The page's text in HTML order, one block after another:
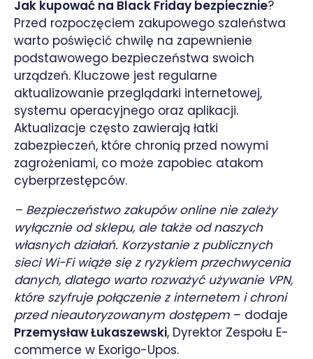
Jak kupować na Black Friday bezpiecznie?
Przed rozpoczęciem zakupowego szaleństwa
warto poświęcić chwilę na zapewnienie
podstawowego bezpieczeństwa swoich
urządzeń. Kluczowe jest regularne
aktualizowanie przeglądarki internetowej,
systemu operacyjnego oraz aplikacji.
Aktualizacje często zawierają łatki
zabezpieczeń, które chronią przed nowymi
zagrożeniami, co może zapobiec atakom
cyberprzestępców.
– Bezpieczeństwo zakupów online nie zależy
wyłącznie od sklepu, ale także od naszych
własnych działań. Korzystanie z publicznych
sieci Wi-Fi wiąże się z ryzykiem przechwycenia
danych, dlatego warto rozważyć używanie VPN,
które szyfruje połączenie z internetem i chroni
przed nieautoryzowanym dostępem – dodaje
Przemysław Łukaszewski, Dyrektor Zespołu E-
commerce w Exorigo-Upos.